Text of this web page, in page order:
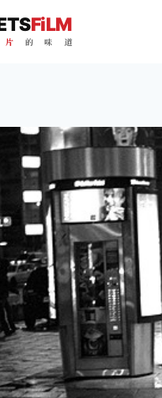
FiLM
片 的 味 道